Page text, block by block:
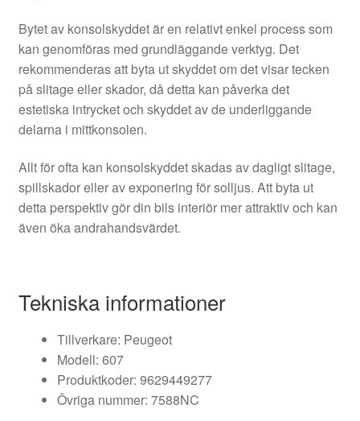
Bytet av konsolskyddet är en relativt enkel process som
kan genomföras med grundläggande verktyg. Det
rekommenderas att byta ut skyddet om det visar tecken
på slitage eller skador, då detta kan påverka det
estetiska intrycket och skyddet av de underliggande
delarna i mittkonsolen.
Allt för ofta kan konsolskyddet skadas av dagligt slitage,
spillskador eller av exponering för solljus. Att byta ut
detta perspektiv gör din bils interiör mer attraktiv och kan
även öka andrahandsvärdet.
Tekniska informationer
Tillverkare: Peugeot
Modell: 607
Produktkoder: 9629449277
Övriga nummer: 7588NC